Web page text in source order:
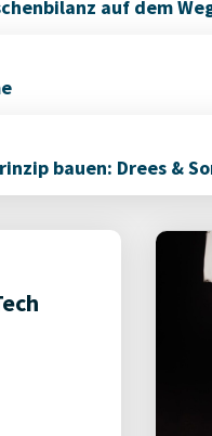
auf dem
bauen: Drees &